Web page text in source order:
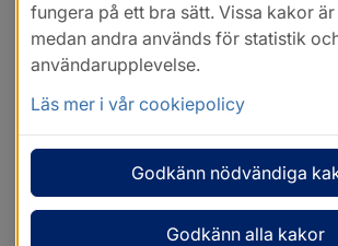
fungera på ett bra sätt. Vissa kakor
medan andra används för statistik
användarupplevelse.
Läs mer i vår cookiepolicy
Godkänn nödvändiga
Godkänn alla kakor